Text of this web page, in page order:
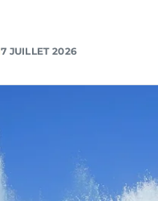
7 JUILLET 2026